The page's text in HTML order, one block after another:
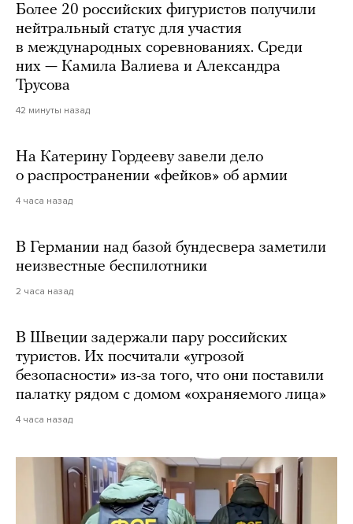
Более 20 российских фигуристов получили
нейтральный статус для участия
в международных соревнованиях. Среди
них — Камила Валиева и Александра
Трусова
42 минуты назад
На Катерину Гордееву завели дело
о распространении «фейков» об армии
4 часа назад
В Германии над базой бундесвера заметили
неизвестные беспилотники
2 часа назад
В Швеции задержали пару российских
туристов. Их посчитали «угрозой
безопасности» из-за того, что они поставили
палатку рядом с домом «охраняемого лица»
4 часа назад